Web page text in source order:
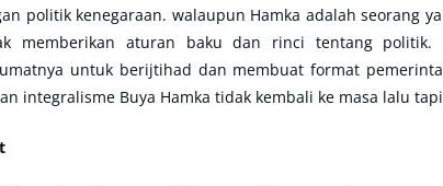
politik kenegaraan. walaupun Hamka adalah seorang
memberikan aturan baku dan rinci tentang politik.
untuk berijtihad dan membuat format
integralisme Buya Hamka tidak kembali ke masa lalu